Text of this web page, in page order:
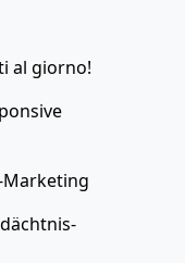
al giorno!
Marketing